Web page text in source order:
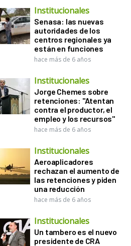
Institucionales
Senasa: las nuevas
autoridades de los
centros regionales ya
están en funciones
hace más de 6 años
Institucionales
Jorge Chemes sobre
retenciones: "Atentan
contra el productor, el
empleo y los recursos"
hace más de 6 años
Institucionales
Aeroaplicadores
rechazan el aumento de
las retenciones y piden
una reducción
hace más de 6 años
Institucionales
Un tambero es el nuevo
presidente de CRA